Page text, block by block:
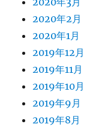
2020年2月
2020年1月
2019年12月
2019年11月
2019年10月
2019年9月
2019年8月